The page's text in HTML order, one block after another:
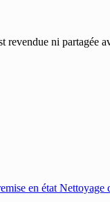
revendue ni partagée
en état Nettoyage